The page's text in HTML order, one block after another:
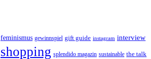
feminismus gewinnspiel gift guide instagram interview
shopping splendido magazin sustainable the talk